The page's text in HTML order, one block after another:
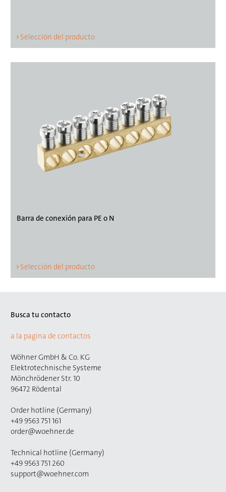
Selección del producto
Barra de conexión para PE o N
Selección del producto
Busca tu contacto
a la pagina de contactos
Wöhner GmbH & Co. KG
Elektrotechnische Systeme
Mönchrödener Str. 10
96472 Rödental
Order hotline (Germany)
+49 9563 751 161
order@woehner.de
Technical hotline (Germany)
+49 9563 751 260
support@woehner.com